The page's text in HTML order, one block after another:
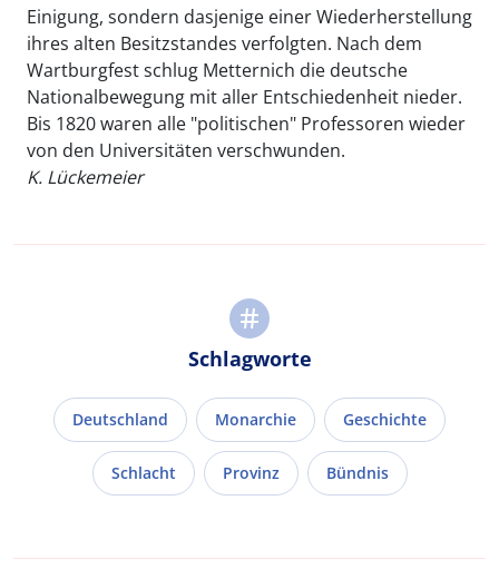
Einigung, sondern dasjenige einer Wiederherstellung
ihres alten Besitzstandes verfolgten. Nach dem
Wartburgfest schlug Metternich die deutsche
Nationalbewegung mit aller Entschiedenheit nieder.
Bis 1820 waren alle "politischen" Professoren wieder
von den Universitäten verschwunden.
K. Lückemeier
Schlagworte
Deutschland Monarchie Geschichte
Schlacht Provinz Bündnis